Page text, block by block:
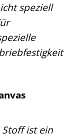
speziell
Stoff ist ein